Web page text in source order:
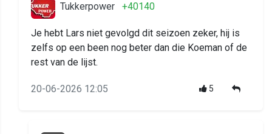
Tukkerpower +40140
Je hebt Lars niet gevolgd dit seizoen zeker, hij is
zelfs op een been nog beter dan die Koeman of de
rest van de lijst.
20-06-2026 12:05 5